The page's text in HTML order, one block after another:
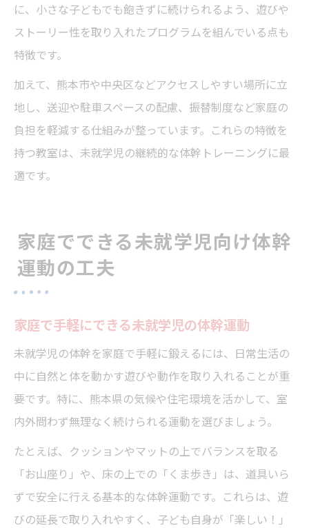
に、小さな子どもでも飽きずに続けられるよう、遊びや
ストーリー性を取り入れたプログラムを組んでいる点も
特徴です。
加えて、熊本市や中央区などアクセスしやすい場所に立
地し、送迎や駐車スペースの配慮、振替制度など家庭の
負担を軽減する仕組みが整っています。これらの特徴を
持つ教室は、未就学児の継続的な体幹トレーニングに最
適です。
家庭でできる未就学児向け体幹
運動の工夫
家庭で手軽にできる未就学児の体幹運動
未就学児の体幹を家庭で手軽に鍛えるには、日常生活の
中に自然と体を動かす遊びや動作を取り入れることが重
要です。特に、熊本県の気候や住宅環境を活かして、室
内外問わず無理なく続けられる運動を選びましょう。
たとえば、クッションやマットの上でバランスを取る
「お山座り」や、床の上での「くま歩き」は、道具いら
ずで安全に行える基本的な体幹運動です。これらは、遊
びの延長で取り入れやすく、子ども自身が「楽しい！」